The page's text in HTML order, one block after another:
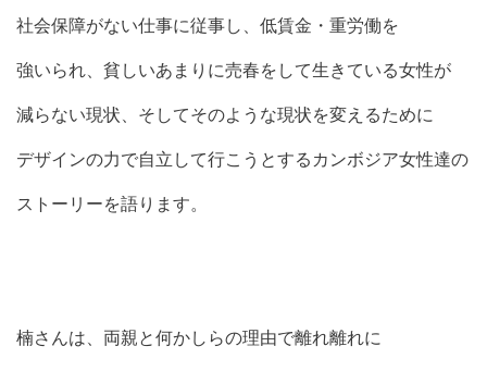
社会保障がない仕事に従事し、低賃金・重労働を
強いられ、貧しいあまりに売春をして生きている女性が
減らない現状、そしてそのような現状を変えるために
デザインの力で自立して行こうとするカンボジア女性達の
ストーリーを語ります。
楠さんは、両親と何かしらの理由で離れ離れに